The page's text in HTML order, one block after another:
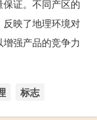
证。不同产区的
映了地理环境对
强产品的竞争力
标志